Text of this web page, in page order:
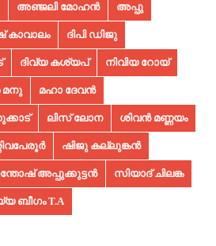
അഞ്ജലി മോഹൻ അപ്പു
കാവാലം ദിപി ഡിജു
ദിവ്യ കശ്യപ് നിവിയ റോയ്
മനു മഹാ ദേവൻ
ലിസ് ലോന ശിവൻ മണ്ണയം
ഷിജു കല്ലുങ്കൻ
അപ്പുക്കുട്ടൻ സിയാദ് ചിലങ്ക
ബീഗം T.A